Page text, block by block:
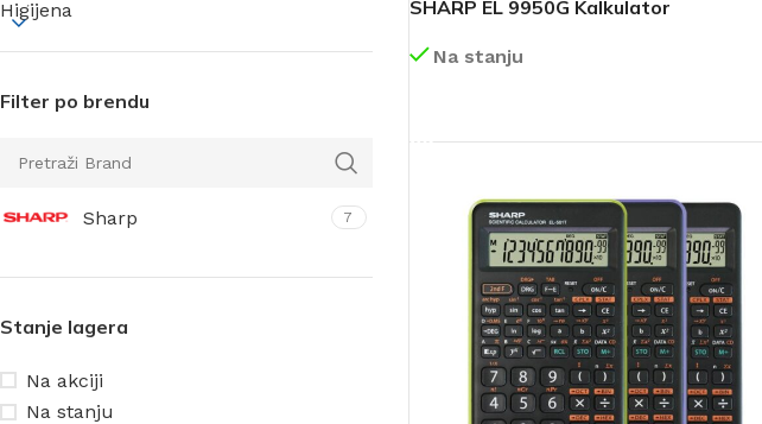
Higijena
Filter po brendu
Sharp 7
Stanje lagera
Na akciji
Na stanju
SHARP EL 9950G Kalkulator
Na stanju